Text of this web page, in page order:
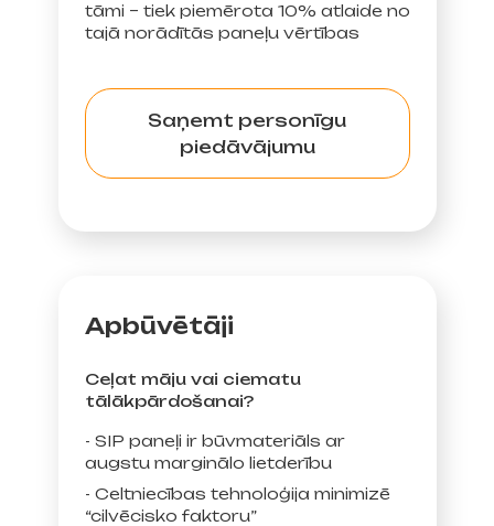
tāmi – tiek piemērota 10% atlaide no
tajā norādītās paneļu vērtības
Saņemt personīgu
piedāvājumu
Apbūvētāji
Ceļat māju vai ciematu
tālākpārdošanai?
- SIP paneļi ir būvmateriāls ar
augstu marginālo lietderību
- Celtniecības tehnoloģija minimizē
“cilvēcisko faktoru”